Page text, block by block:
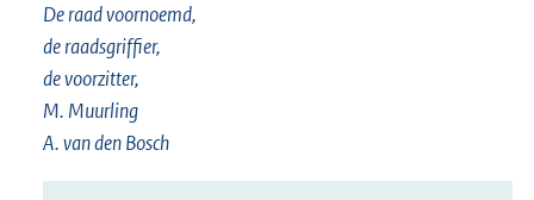
De raad voornoemd,
de raadsgriffier,
de voorzitter,
M. Muurling
A. van den Bosch